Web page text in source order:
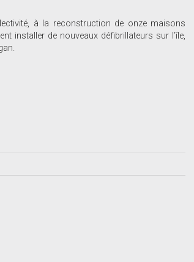
à la reconstruction de onze maisons
installer de nouveaux défibrillateurs sur l’île,